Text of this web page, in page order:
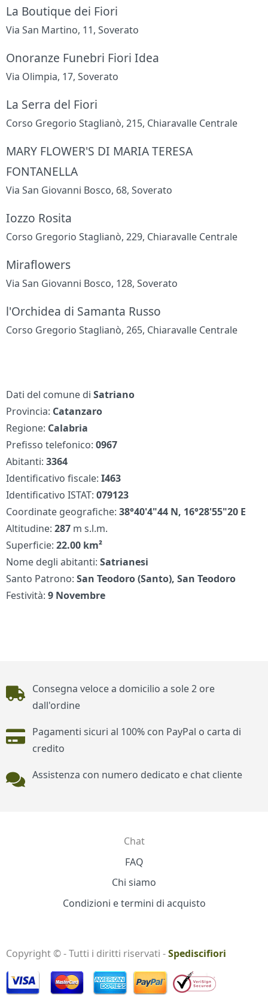
La Boutique dei Fiori
Via San Martino, 11, Soverato
Onoranze Funebri Fiori Idea
Via Olimpia, 17, Soverato
La Serra del Fiori
Corso Gregorio Staglianò, 215, Chiaravalle Centrale
MARY FLOWER'S DI MARIA TERESA
FONTANELLA
Via San Giovanni Bosco, 68, Soverato
Iozzo Rosita
Corso Gregorio Staglianò, 229, Chiaravalle Centrale
Miraflowers
Via San Giovanni Bosco, 128, Soverato
l'Orchidea di Samanta Russo
Corso Gregorio Staglianò, 265, Chiaravalle Centrale
Dati del comune diSatriano
Provincia: Catanzaro
Regione: Calabria
Prefisso telefonico:0967
Abitanti:3364
Identificativo fiscale:I463
Identificativo ISTAT:079123
Coordinate geografiche:38°40'4"44 N, 16°28'55"20 E
Altitudine:287 m s.l.m.
Superficie:22.00 km²
Nome degli abitanti:Satrianesi
Santo Patrono:San Teodoro (Santo), San Teodoro
Festività:9 Novembre
Piè di pagina
Consegna veloce a domicilio a sole 2 ore
dall'ordine
Pagamenti sicuri al 100% con PayPal o carta di
credito
Assistenza con numero dedicato e chat cliente
Chat
FAQ
Chi siamo
Condizioni e termini di acquisto
Copyright © - Tutti i diritti riservati -Spediscifiori